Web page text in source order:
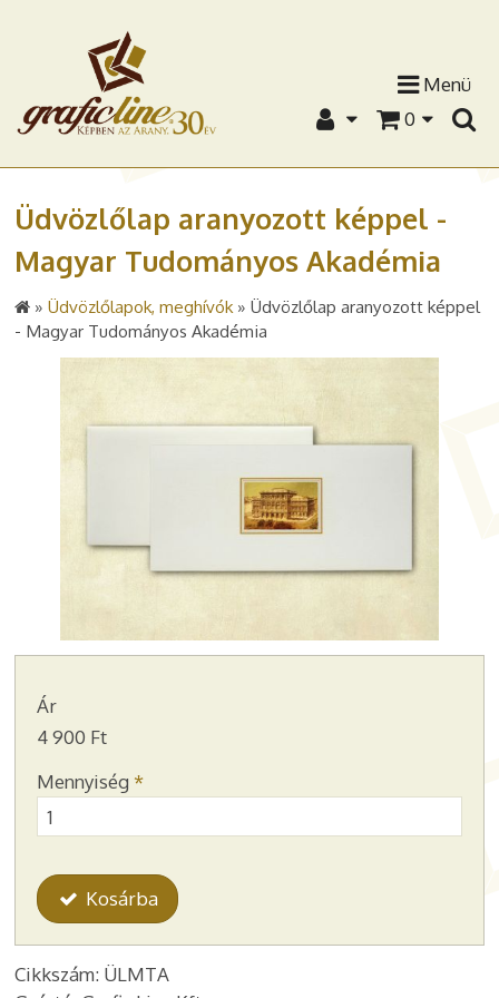
Menü
0
Üdvözlőlap aranyozott képpel -
Magyar Tudományos Akadémia
» Üdvözlőlapok, meghívók» Üdvözlőlap aranyozott képpel
- Magyar Tudományos Akadémia
Ár
4 900 Ft
Mennyiség *
Kosárba
Cikkszám: ÜLMTA